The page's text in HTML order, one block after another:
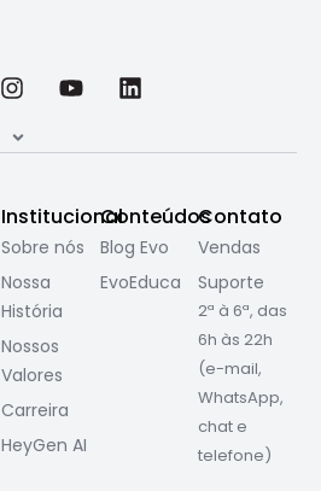
Institucional
Sobre nós
Nossa
História
Nossos
Valores
Carreira
HeyGen AI
Conteúdos
Blog Evo
EvoEduca
Contato
Vendas
Suporte
2ª à 6ª, das
6h às 22h
(e-mail,
WhatsApp,
chat e
telefone)